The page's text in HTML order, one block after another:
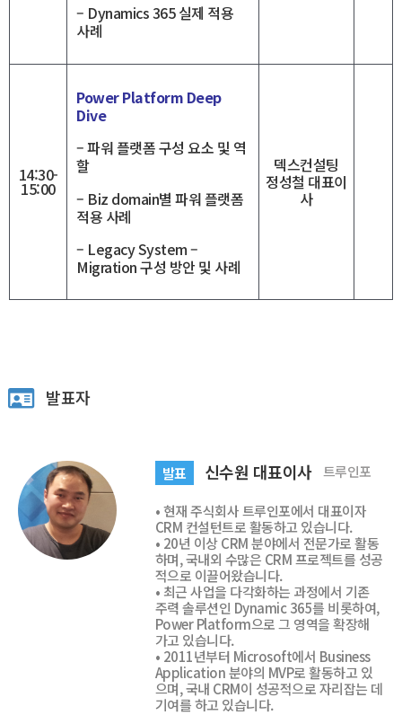
– Dynamics 365 실제 적용
사례
14:30-
15:00
Power Platform Deep
Dive
– 파워 플랫폼 구성 요소 및 역
할
– Biz domain별 파워 플랫폼
적용 사례
– Legacy System –
Migration 구성 방안 및 사례
덱스컨설팅
정성철 대표이
사
발표자
발표 신수원 대표이사 트루인포
• 현재 주식회사 트루인포에서 대표이자
CRM 컨설턴트로 활동하고 있습니다.
• 20년 이상 CRM 분야에서 전문가로 활동
하며, 국내외 수많은 CRM 프로젝트를 성공
적으로 이끌어왔습니다.
• 최근 사업을 다각화하는 과정에서 기존
주력 솔루션인 Dynamic 365를 비롯하여,
Power Platform으로 그 영역을 확장해
가고 있습니다.
• 2011년부터 Microsoft에서 Business
Application 분야의 MVP로 활동하고 있
으며, 국내 CRM이 성공적으로 자리잡는 데
기여를 하고 있습니다.